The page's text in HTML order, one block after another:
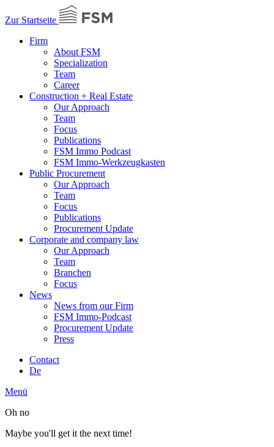
Zur Startseite
Firm
About FSM
Specialization
Team
Career
Construction + Real Estate
Our Approach
Team
Focus
Publications
FSM Immo Podcast
FSM Immo-Werkzeugkasten
Public Procurement
Our Approach
Team
Focus
Publications
Procurement Update
Corporate and company law
Our Approach
Team
Branchen
Focus
News
News from our Firm
FSM Immo-Podcast
Procurement Update
Press
Contact
De
Menü
Oh no
Maybe you'll get it the next time!